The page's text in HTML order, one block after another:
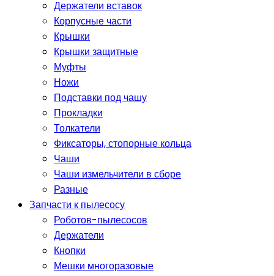
Держатели вставок
Корпусные части
Крышки
Крышки защитные
Муфты
Ножи
Подставки под чашу
Прокладки
Толкатели
Фиксаторы, стопорные кольца
Чаши
Чаши измельчители в сборе
Разные
Запчасти к пылесосу
Роботов-пылесосов
Держатели
Кнопки
Мешки многоразовые